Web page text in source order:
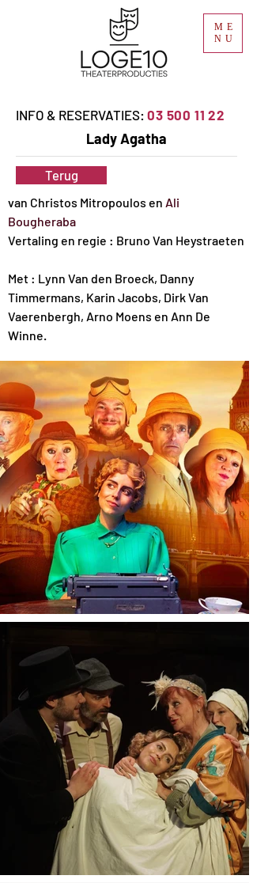
ME
NU
INFO & RESERVATIES: 03 500 11 22
Lady Agatha
Terug
van Christos Mitropoulos en Ali
Bougheraba
Vertaling en regie : Bruno Van Heystraeten
Met : Lynn Van den Broeck, Danny
Timmermans, Karin Jacobs, Dirk Van
Vaerenbergh, Arno Moens en Ann De
Winne.